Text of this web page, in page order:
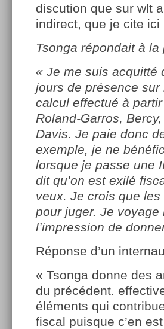
discution que sur wlt
indirect, que je cite ici
Tsonga répondait à
« Je me suis acquitté
jours de présence sur
calcul effectué à
Roland-Garros,
Davis. Je paie donc
exemple, je ne
lorsque je passe une
dit qu’on est exilé
veux. Je crois que
pour juger. Je voyage
l’impression de
Réponse d’un
« Tsonga donne des
du précédent.
éléments qui
fiscal puisque c’en